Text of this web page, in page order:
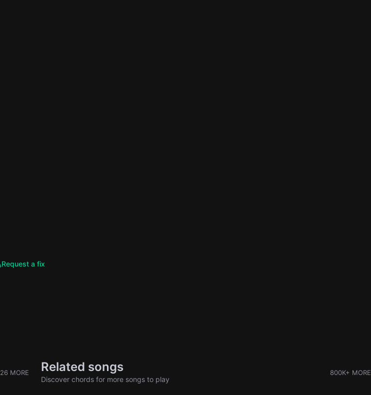
Request a fix
26 MORE Related songs
Discover chords for more songs to play
800K+ MORE